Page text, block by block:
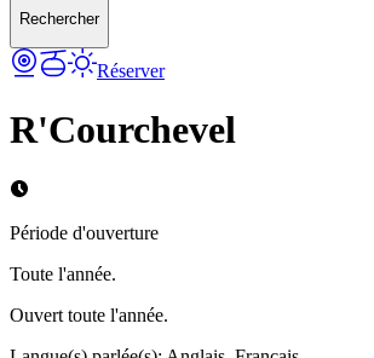
Rechercher
Réserver
R'Courchevel
Période d'ouverture
Toute l'année.
Ouvert toute l'année.